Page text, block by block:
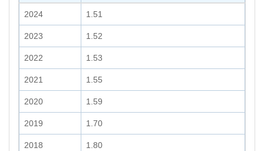
2024 1.51
2023 1.52
2022 1.53
2021 1.55
2020 1.59
2019 1.70
2018 1.80